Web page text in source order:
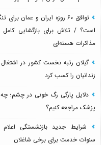
توافق ۶۰ روزه ایران و عمان
است؟ / تلاش برای بازگشایی کامل
مذاکرات هسته‌ای
گیلان رتبه نخست کشور در
زندانیان را کسب کرد
دلایل پارگی رگ خونی در چشم؛ چه
پزشک مراجعه کنیم؟
شرایط جدید بازنشستگی
سنوات خدمت برای برخی شاغلان